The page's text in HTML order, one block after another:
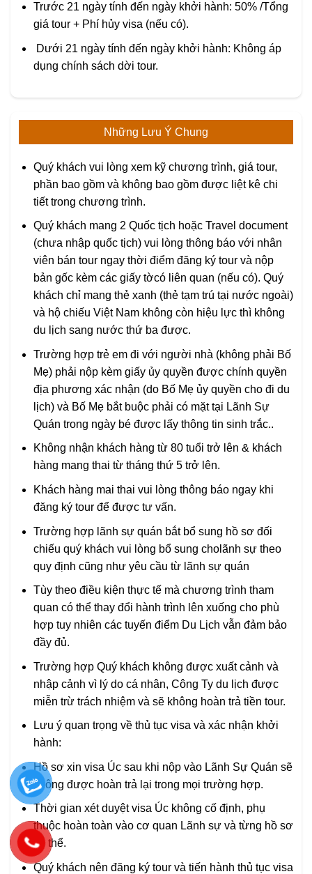
Trước 21 ngày tính đến ngày khởi hành: 50% /Tổng
giá tour + Phí hủy visa (nếu có).
Dưới 21 ngày tính đến ngày khởi hành: Không áp
dụng chính sách dời tour.
Những Lưu Ý Chung
Quý khách vui lòng xem kỹ chương trình, giá tour,
phần bao gồm và không bao gồm được liệt kê chi
tiết trong chương trình.
Quý khách mang 2 Quốc tịch hoặc Travel document
(chưa nhập quốc tịch) vui lòng thông báo với nhân
viên bán tour ngay thời điểm đăng ký tour và nộp
bản gốc kèm các giấy tờcó liên quan (nếu có). Quý
khách chỉ mang thẻ xanh (thẻ tạm trú tại nước ngoài)
và hộ chiếu Việt Nam không còn hiệu lực thì không
du lịch sang nước thứ ba được.
Trường hợp trẻ em đi với người nhà (không phải Bố
Mẹ) phải nộp kèm giấy ủy quyền được chính quyền
địa phương xác nhận (do Bố Mẹ ủy quyền cho đi du
lịch) và Bố Mẹ bắt buộc phải có mặt tại Lãnh Sự
Quán trong ngày bé được lấy thông tin sinh trắc..
Không nhận khách hàng từ 80 tuổi trở lên & khách
hàng mang thai từ tháng thứ 5 trở lên.
Khách hàng mai thai vui lòng thông báo ngay khi
đăng ký tour để được tư vấn.
Trường hợp lãnh sự quán bắt bổ sung hồ sơ đối
chiếu quý khách vui lòng bổ sung cholãnh sự theo
quy định cũng như yêu cầu từ lãnh sự quán
Tùy theo điều kiện thực tế mà chương trình tham
quan có thể thay đổi hành trình lên xuống cho phù
hợp tuy nhiên các tuyến điểm Du Lịch vẫn đảm bảo
đầy đủ.
Trường hợp Quý khách không được xuất cảnh và
nhập cảnh vì lý do cá nhân, Công Ty du lịch được
miễn trừ trách nhiệm và sẽ không hoàn trả tiền tour.
Lưu ý quan trọng về thủ tục visa và xác nhận khởi
hành:
Hồ sơ xin visa Úc sau khi nộp vào Lãnh Sự Quán sẽ
không được hoàn trả lại trong mọi trường hợp.
Thời gian xét duyệt visa Úc không cố định, phụ
thuộc hoàn toàn vào cơ quan Lãnh sự và từng hồ sơ
cụ thể.
Quý khách nên đăng ký tour và tiến hành thủ tục visa